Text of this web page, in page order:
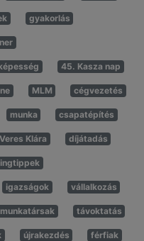
gyakorlás
45. Kasza nap
MLM cégvezetés
munka csapatépítés
Veres Klára díjátadás
igazságok vállalkozás
munkatársak távoktatás
újrakezdés férfiak